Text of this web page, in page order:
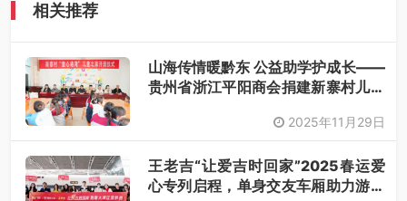
相关推荐
山海传情暖黔东 公益助学护成长——
贵州省浙江平阳商会捐建新寨村儿童
2025年11月29日
王老吉“让爱吉时回家”2025春运爱
心专列启程，单身交友车厢助力游子